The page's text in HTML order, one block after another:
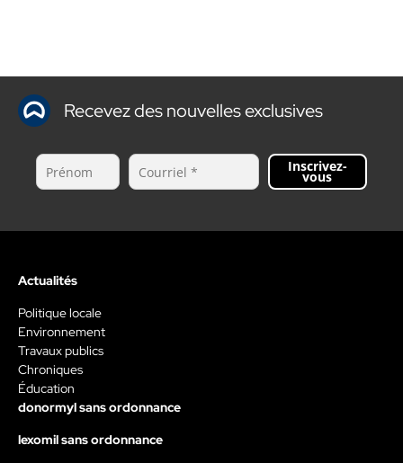
Recevez des nouvelles exclusives
Inscrivez-
vous
Actualités
Politique locale
Environnement
Travaux publics
Chroniques
Éducation
donormyl sans ordonnance
lexomil sans ordonnance